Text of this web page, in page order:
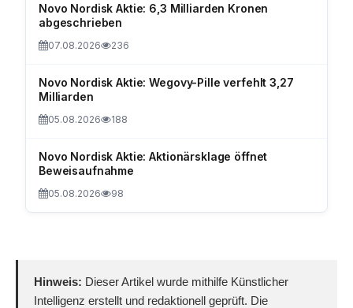
Novo Nordisk Aktie: 6,3 Milliarden Kronen
abgeschrieben
07.08.2026 236
Novo Nordisk Aktie: Wegovy-Pille verfehlt 3,27
Milliarden
05.08.2026 188
Novo Nordisk Aktie: Aktionärsklage öffnet
Beweisaufnahme
05.08.2026 98
Hinweis: Dieser Artikel wurde mithilfe Künstlicher
Intelligenz erstellt und redaktionell geprüft. Die